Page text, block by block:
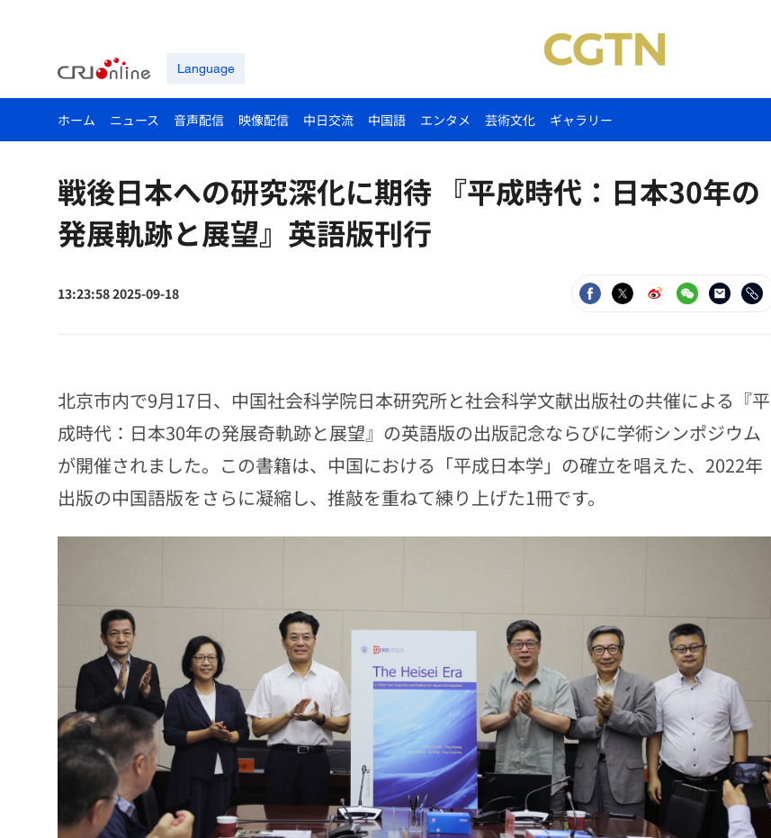
Language
ホーム ニュース 音声配信 映像配信 中日交流 中国語 エンタメ 芸術文化 ギャラリー
戦後日本への研究深化に期待 『平成時代：日本30年の
発展軌跡と展望』英語版刊行
13:23:58 2025-09-18
北京市内で9月17日、中国社会科学院日本研究所と社会科学文献出版社の共催による『平
成時代：日本30年の発展奇軌跡と展望』の英語版の出版記念ならびに学術シンポジウム
が開催されました。この書籍は、中国における「平成日本学」の確立を唱えた、2022年
出版の中国語版をさらに凝縮し、推敲を重ねて練り上げた1冊です。